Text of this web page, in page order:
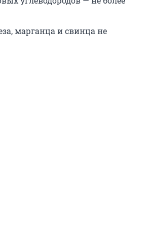
марганца и свинца не